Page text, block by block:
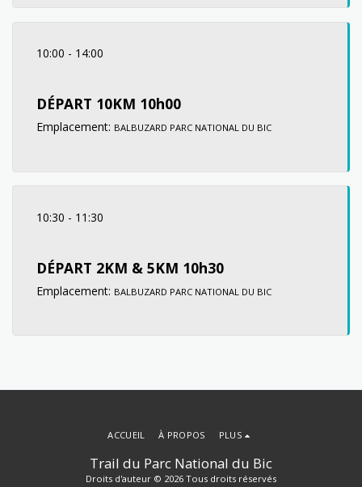
10:00 - 14:00
DÉPART 10KM 10h00
Emplacement: BALBUZARD PARC NATIONAL DU BIC
10:30 - 11:30
DÉPART 2KM & 5KM 10h30
Emplacement: BALBUZARD PARC NATIONAL DU BIC
Trail du Parc National du Bic
Droits d'auteur © 2026 Tous droits réservés
ACCUEIL À PROPOS PLUS